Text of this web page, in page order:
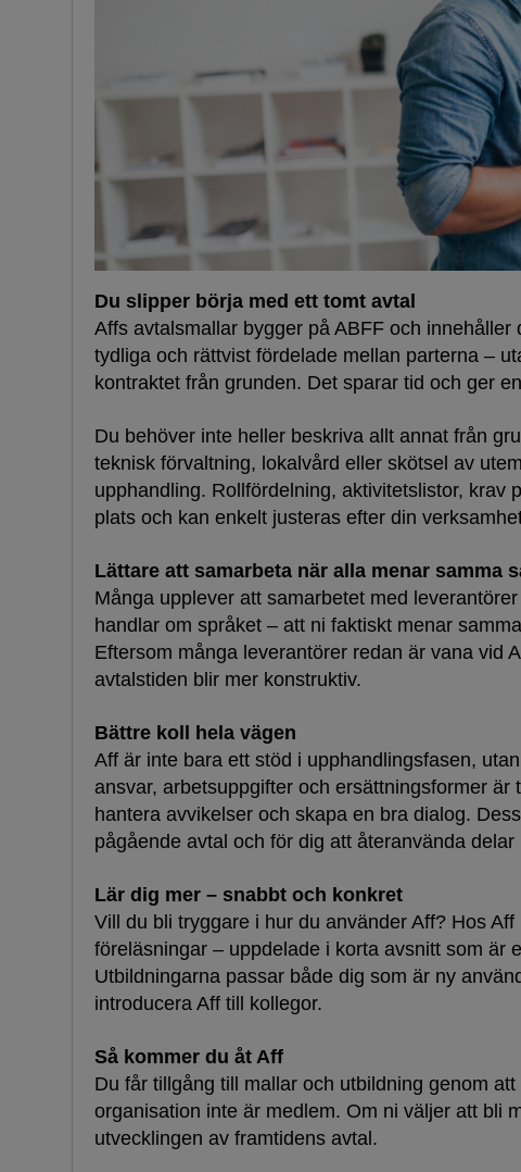
Du slipper börja med ett tomt avtal
Affs avtalsmallar bygger på ABFF och
tydliga och rättvist fördelade mellan parterna –
kontraktet från grunden. Det sparar tid och ger
Du behöver inte heller beskriva allt annat från
teknisk förvaltning, lokalvård eller skötsel av
upphandling. Rollfördelning, aktivitetslistor, krav
plats och kan enkelt justeras efter din
Lättare att samarbeta när alla menar samma
Många upplever att samarbetet med
handlar om språket – att ni faktiskt menar
Eftersom många leverantörer redan är vana vid
avtalstiden blir mer konstruktiv.
Bättre koll hela vägen
Aff är inte bara ett stöd i upphandlingsfasen,
ansvar, arbetsuppgifter och ersättningsformer
hantera avvikelser och skapa en bra dialog.
pågående avtal och för dig att återanvända
Lär dig mer – snabbt och konkret
Vill du bli tryggare i hur du använder Aff? Hos
föreläsningar – uppdelade i korta avsnitt som är
Utbildningarna passar både dig som är ny
introducera Aff till kollegor.
Så kommer du åt Aff
Du får tillgång till mallar och utbildning genom
organisation inte är medlem. Om ni väljer att bli
utvecklingen av framtidens avtal.